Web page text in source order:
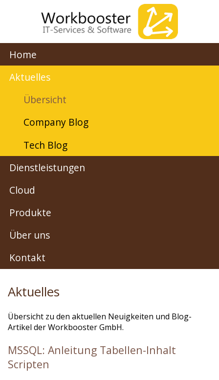
Home
Aktuelles
Übersicht
Company Blog
Tech Blog
Dienstleistungen
Cloud
Produkte
Über uns
Kontakt
Aktuelles
Übersicht zu den aktuellen Neuigkeiten und Blog-
Artikel der Workbooster GmbH.
MSSQL: Anleitung Tabellen-Inhalt
Scripten